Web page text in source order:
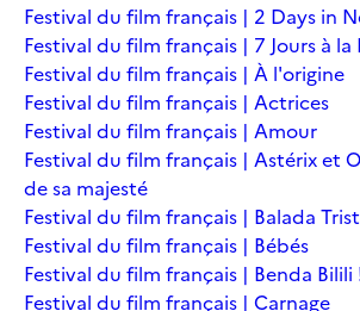
Festival du film français | 2 Days in
Festival du film français | 7 Jours à la
Festival du film français | À l'origine
Festival du film français | Actrices
Festival du film français | Amour
Festival du film français | Astérix et
de sa majesté
Festival du film français | Balada
Festival du film français | Bébés
Festival du film français | Benda Bilili
Festival du film français | Carnage